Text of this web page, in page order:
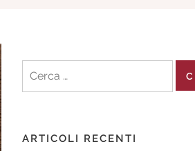
ARTICOLI RECENTI